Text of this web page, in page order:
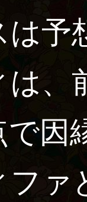
は予
は、
で因
ファ